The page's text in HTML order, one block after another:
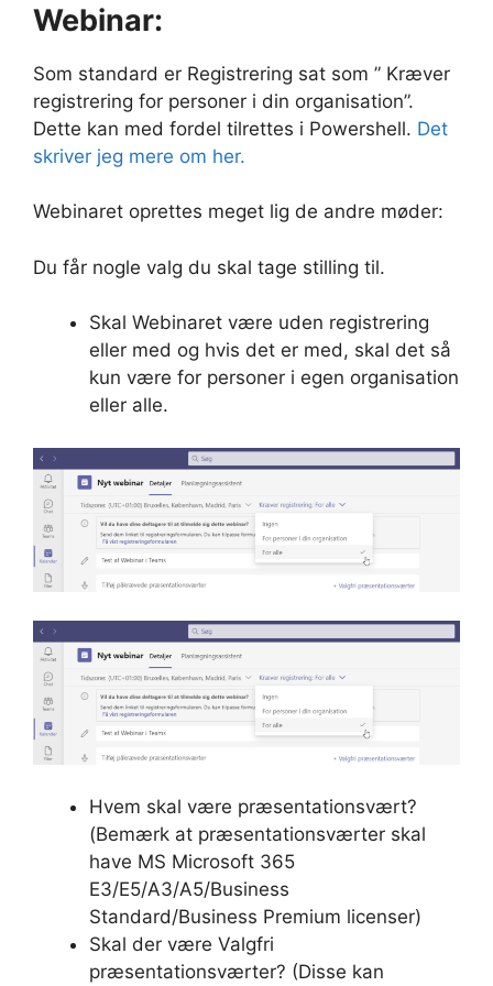
Webinar:
Som standard er Registrering sat som ” Kræver
registrering for personer i din organisation”.
Dette kan med fordel tilrettes i Powershell. Det
skriver jeg mere om her.
Webinaret oprettes meget lig de andre møder:
Du får nogle valg du skal tage stilling til.
Skal Webinaret være uden registrering
eller med og hvis det er med, skal det så
kun være for personer i egen organisation
eller alle.
Hvem skal være præsentationsvært?
(Bemærk at præsentationsværter skal
have MS Microsoft 365
E3/E5/A3/A5/Business
Standard/Business Premium licenser)
Skal der være Valgfri
præsentationsværter? (Disse kan